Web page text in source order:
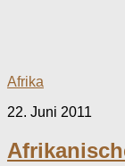
Afrika
22. Juni 2011